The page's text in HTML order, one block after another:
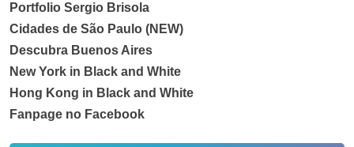
Portfolio Sergio Brisola
Cidades de São Paulo (NEW)
Descubra Buenos Aires
New York in Black and White
Hong Kong in Black and White
Fanpage no Facebook